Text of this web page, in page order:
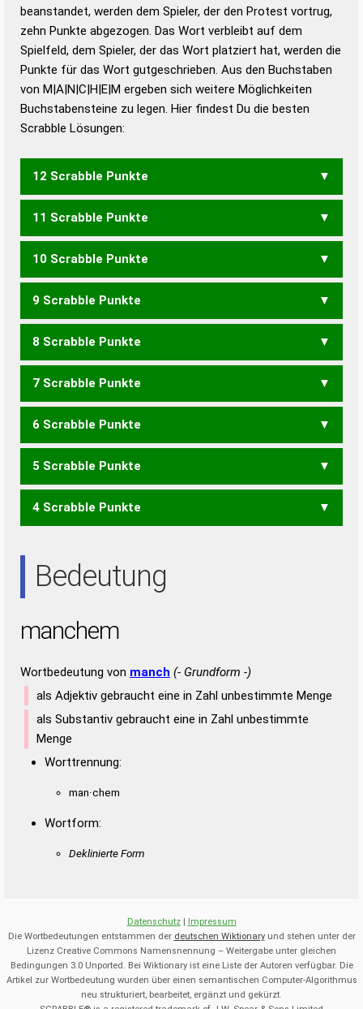
Duden – Standardwerk in 12 Bänden
Duden – Richtiges und gutes
Deutsch
Duden – Die deutsche Grammatik
Duden – Deutsches
beanstandet, werden dem Spieler, der den Protest vortrug,
zehn Punkte abgezogen. Das Wort verbleibt auf dem
Spielfeld, dem Spieler, der das Wort platziert hat, werden die
Punkte für das Wort gutgeschrieben. Aus den Buchstaben
von M|A|N|C|H|E|M ergeben sich weitere Möglichkeiten
Buchstabensteine zu legen. Hier findest Du die besten
Scrabble Lösungen:
12 Scrabble Punkte
MACHEN
11 Scrabble Punkte
MACHE
10 Scrabble Punkte
MACH
9 Scrabble Punkte
HEMM AMMEN CHANE
8 Scrabble Punkte
AMME CHAN EMMA
MAHNE NAHEM
7 Scrabble Punkte
ACH AHME MAHN NAHM
6 Scrabble Punkte
AHM AMEN NAME
5 Scrabble Punkte
AHNE NAHE
4 Scrabble Punkte
Bedeutung
manchem
Wortbedeutung von manch (- Grundform -)
als Adjektiv gebraucht eine in Zahl unbestimmte Menge
als Substantiv gebraucht eine in Zahl unbestimmte
Menge
Worttrennung:
man·chem
Wortform:
Deklinierte Form
Datenschutz| Impressum
Die Wortbedeutungen entstammen der deutschen Wiktionaryund stehen unter der
Lizenz Creative Commons Namensnennung – Weitergabe unter gleichen
Bedingungen 3.0 Unported. Bei Wiktionary ist eine Liste der Autoren verfügbar. Die
Artikel zur Wortbedeutung wurden über einen semantischen Computer-Algorithmus
neu strukturiert, bearbeitet, ergänzt und gekürzt.